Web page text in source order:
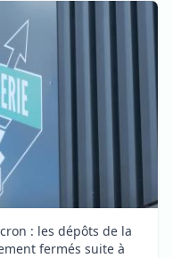
: les dépôts de la
fermés suite à